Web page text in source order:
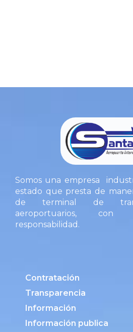
Somos una empresa
estado que presta de
de terminal de
aeroportuarios, con
responsabilidad.
Contratación
Transparencia
Información
Información publica